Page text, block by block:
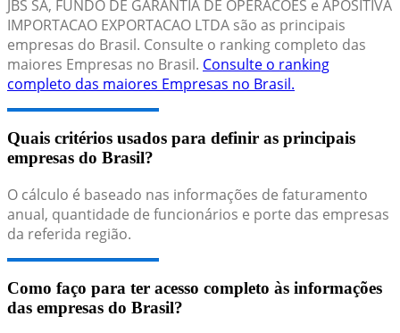
JBS SA, FUNDO DE GARANTIA DE OPERACOES e APOSITIVA
IMPORTACAO EXPORTACAO LTDA são as principais
empresas do Brasil. Consulte o ranking completo das
maiores Empresas no Brasil. Consulte o ranking
completo das maiores Empresas no Brasil.
Quais critérios usados para definir as principais
empresas do Brasil?
O cálculo é baseado nas informações de faturamento
anual, quantidade de funcionários e porte das empresas
da referida região.
Como faço para ter acesso completo às informações
das empresas do Brasil?